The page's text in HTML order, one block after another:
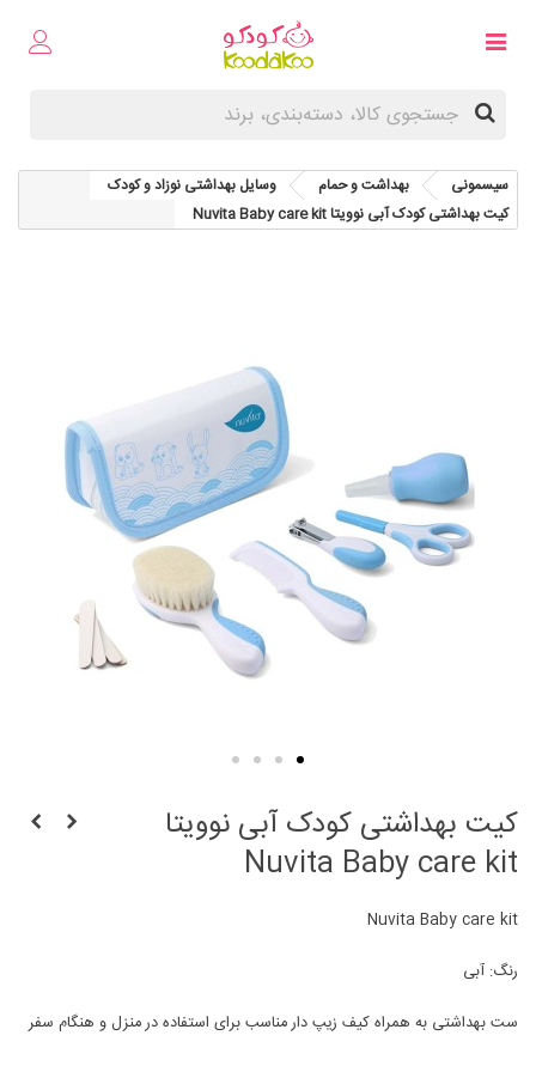
سیسمونی بهداشت و حمام
وسایل بهداشتی نوزاد و کودک
کیت بهداشتی کودک آبی نوویتا Nuvita Baby care kit
کیت بهداشتی کودک آبی نوویتا
Nuvita Baby care kit
Nuvita Baby care kit
رنگ: آبی
ست بهداشتی به همراه کیف زیپ دار مناسب برای استفاده در منزل و هنگام سفر